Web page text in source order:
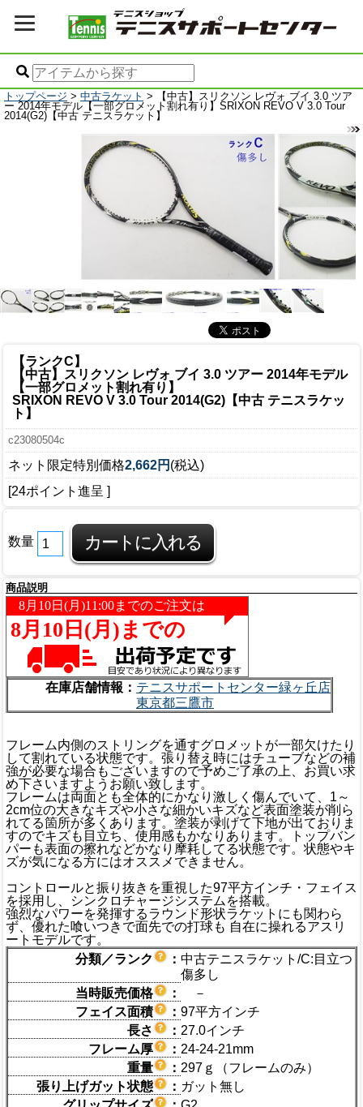
トップページ > 中古ラケット > 【中古】スリクソン レヴォ ブイ 3.0 ツア
ー 2014年モデル【一部グロメット割れ有り】SRIXON REVO V 3.0 Tour
2014(G2)【中古 テニスラケット】
【ランクC】
【中古】スリクソン レヴォ ブイ 3.0 ツアー 2014年モデル
【一部グロメット割れ有り】
SRIXON REVO V 3.0 Tour 2014(G2)【中古 テニスラケッ
ト】
c23080504c
ネット限定特別価格2,662円 (税込)
[24ポイント進呈 ]
数量
商品説明
在庫店舗情報： テニスサポートセンター緑ヶ丘店
東京都三鷹市
フレーム内側のストリングを通すグロメットが一部欠けたり
して割れている状態です。張り替え時にはチューブなどの補
強が必要な場合もございますので予めご了承の上、お買い求
め下さいますようお願い致します。
フレームは両面とも全体的にかなり激しく傷んでいて、1～
2cm位の大きなキズや小さな細かいキズなど表面塗装が削ら
れてる箇所が多くあります。塗装が剥げて下地が出ておりま
すのでキズも目立ち、使用感もかなりあります。トップバン
パーも表面の擦れなどかなり摩耗してる状態です。状態やキ
ズが気になる方にはオススメできません。
コントロールと振り抜きを重視した97平方インチ・フェイス
を採用し、シンクロチャージシステムを搭載。
強烈なパワーを発揮するラウンド形状ラケットにも関わら
ず、優れた喰いつきで面先での打球も 自在に操れるアスリ
ートモデルです。
分類／ランク
： 中古テニスラケット/C:目立つ
傷多し
当時販売価格
：
－
フェイス面積
： 97平方インチ
長さ
： 27.0インチ
フレーム厚
： 24-24-21mm
重量
： 297ｇ（フレームのみ）
張り上げガット状態
： ガット無し